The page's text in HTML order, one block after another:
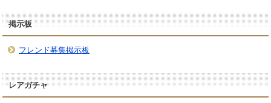
掲示板
フレンド募集掲示板
レアガチャ